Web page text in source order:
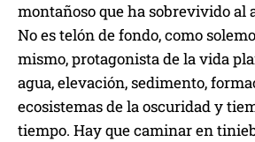
montañoso que ha sobrevivido al
No es telón de fondo, como
mismo, protagonista de la vida
agua, elevación, sedimento,
ecosistemas de la oscuridad y
tiempo. Hay que caminar en